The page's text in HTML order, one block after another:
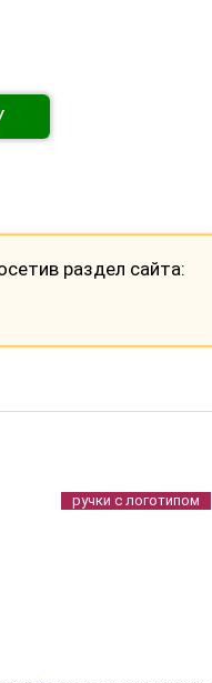
раздел сайта:
ручки с логотипом